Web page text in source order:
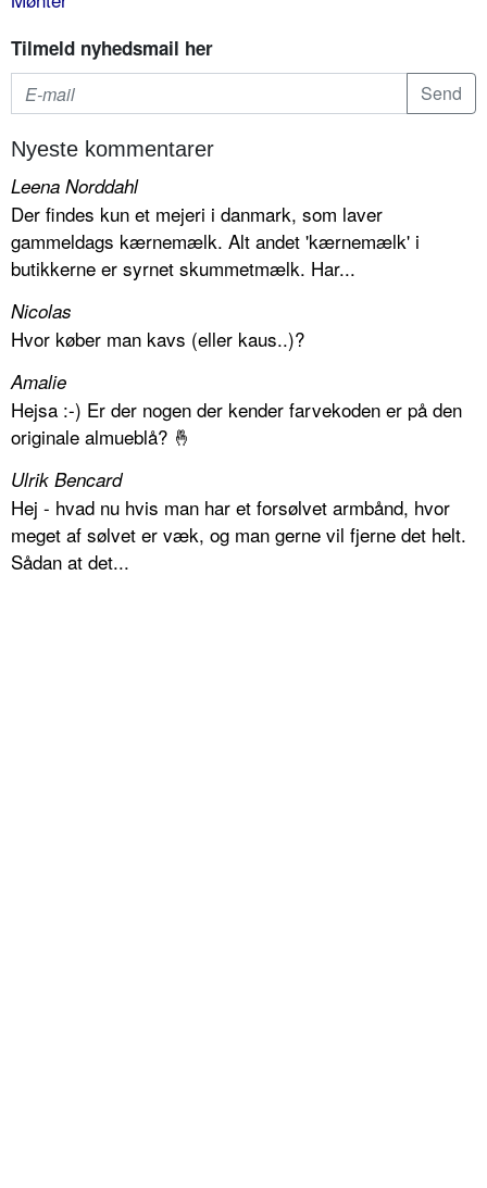
Tilmeld nyhedsmail her
Nyeste kommentarer
Leena Norddahl
Der findes kun et mejeri i danmark, som laver
gammeldags kærnemælk. Alt andet 'kærnemælk' i
butikkerne er syrnet skummetmælk. Har...
Nicolas
Hvor køber man kavs (eller kaus..)?
Amalie
Hejsa :-) Er der nogen der kender farvekoden er på den
originale almueblå? 🤞
Ulrik Bencard
Hej - hvad nu hvis man har et forsølvet armbånd, hvor
meget af sølvet er væk, og man gerne vil fjerne det helt.
Sådan at det...